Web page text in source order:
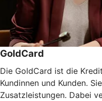
GoldCard
Die GoldCard ist die
Kundinnen und Kunden.
Zusatzleistungen. Dabei